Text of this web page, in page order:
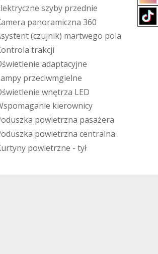
lektryczne szyby przednie
amera panoramiczna 360
systent (czujnik) martwego pola
ontrola trakcji
świetlenie adaptacyjne
ampy przeciwmgielne
świetlenie wnętrza LED
spomaganie kierownicy
oduszka powietrzna pasażera
oduszka powietrzna centralna
urtyny powietrzne - tył